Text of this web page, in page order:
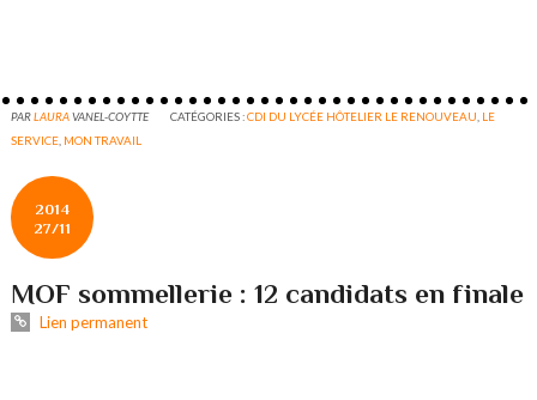
PARLAURAVANEL-COYTTE CATÉGORIES :CDI DU LYCÉE HÔTELIER LE RENOUVEAU LE
SERVICE MON TRAVAIL
2014
27/11
MOF sommellerie : 12 candidats en finale
Lien permanent